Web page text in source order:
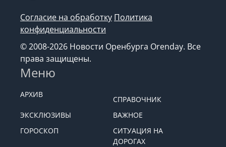
Согласие на обработку Политика
конфиденциальности
© 2008-2026 Новости Оренбурга Orenday. Все
права защищены.
Меню
АРХИВ
СПРАВОЧНИК
ЭКСКЛЮЗИВЫ
ВАЖНОЕ
ГОРОСКОП
СИТУАЦИЯ НА
ДОРОГАХ